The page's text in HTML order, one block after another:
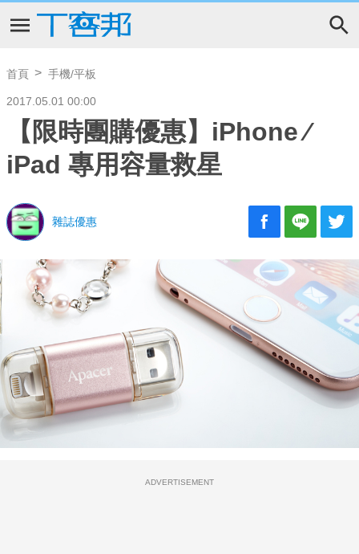
首頁 手機/平板
2017.05.01 00:00
【限時團購優惠】iPhone ∕
iPad 專用容量救星
雜誌優惠
ADVERTISEMENT